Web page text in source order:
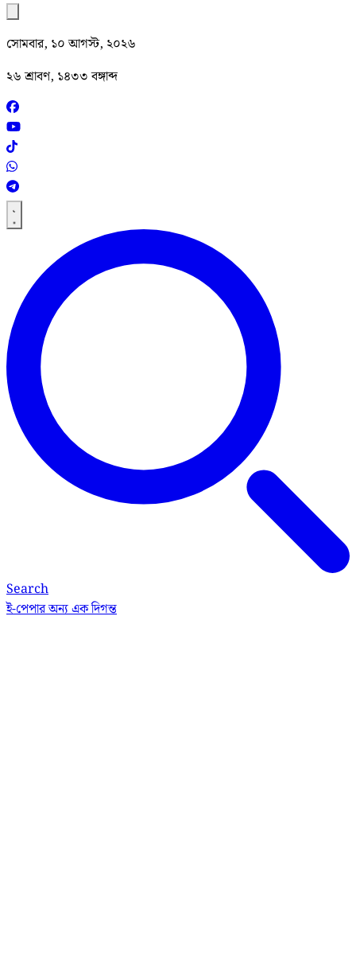
সোমবার, ১০ আগস্ট, ২০২৬
২৬ শ্রাবণ, ১৪৩৩ বঙ্গাব্দ
Search
ই-পেপারঅন্য এক দিগন্ত